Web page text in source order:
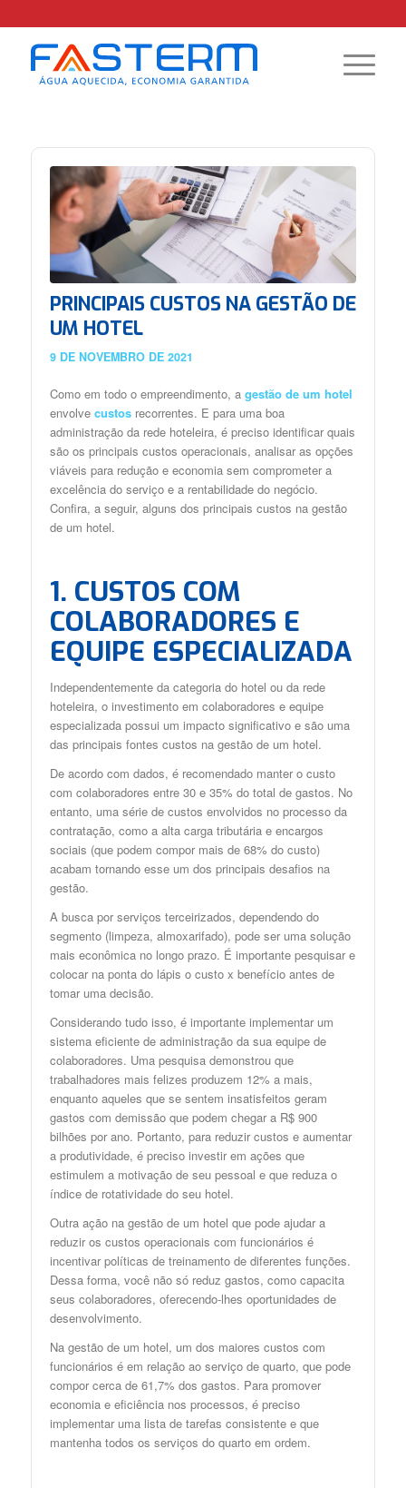
PRINCIPAIS CUSTOS NA GESTÃO DE
UM HOTEL
9 DE NOVEMBRO DE 2021
Como em todo o empreendimento, a gestão de um hotel
envolve custos recorrentes. E para uma boa
administração da rede hoteleira, é preciso identificar quais
são os principais custos operacionais, analisar as opções
viáveis para redução e economia sem comprometer a
excelência do serviço e a rentabilidade do negócio.
Confira, a seguir, alguns dos principais custos na gestão
de um hotel.
1. CUSTOS COM
COLABORADORES E
EQUIPE ESPECIALIZADA
Independentemente da categoria do hotel ou da rede
hoteleira, o investimento em colaboradores e equipe
especializada possui um impacto significativo e são uma
das principais fontes custos na gestão de um hotel.
De acordo com dados, é recomendado manter o custo
com colaboradores entre 30 e 35% do total de gastos. No
entanto, uma série de custos envolvidos no processo da
contratação, como a alta carga tributária e encargos
sociais (que podem compor mais de 68% do custo)
acabam tornando esse um dos principais desafios na
gestão.
A busca por serviços terceirizados, dependendo do
segmento (limpeza, almoxarifado), pode ser uma solução
mais econômica no longo prazo. É importante pesquisar e
colocar na ponta do lápis o custo x benefício antes de
tomar uma decisão.
Considerando tudo isso, é importante implementar um
sistema eficiente de administração da sua equipe de
colaboradores. Uma pesquisa demonstrou que
trabalhadores mais felizes produzem 12% a mais,
enquanto aqueles que se sentem insatisfeitos geram
gastos com demissão que podem chegar a R$ 900
bilhões por ano. Portanto, para reduzir custos e aumentar
a produtividade, é preciso investir em ações que
estimulem a motivação de seu pessoal e que reduza o
índice de rotatividade do seu hotel.
Outra ação na gestão de um hotel que pode ajudar a
reduzir os custos operacionais com funcionários é
incentivar políticas de treinamento de diferentes funções.
Dessa forma, você não só reduz gastos, como capacita
seus colaboradores, oferecendo-lhes oportunidades de
desenvolvimento.
Na gestão de um hotel, um dos maiores custos com
funcionários é em relação ao serviço de quarto, que pode
compor cerca de 61,7% dos gastos. Para promover
economia e eficiência nos processos, é preciso
implementar uma lista de tarefas consistente e que
mantenha todos os serviços do quarto em ordem.